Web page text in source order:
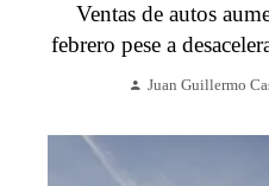
Ventas de autos
febrero pese a
Juan Guillermo